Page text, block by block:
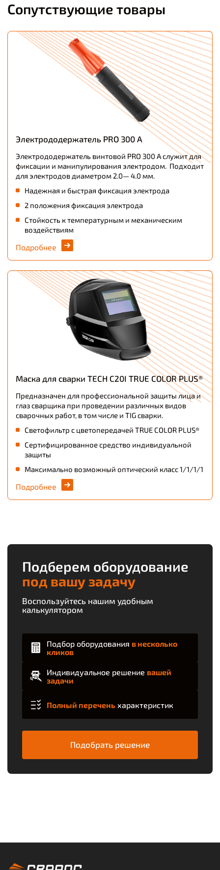
Сопутствующие товары
Электрододержатель PRO 300 А
Электрододержатель винтовой PRO 300 А служит для
фиксации и манипулирования электродом. Подходит
для электродов диаметром 2.0— 4.0 мм.
Надежная и быстрая фиксация электрода
2 положения фиксация электрода
Стойкость к температурным и механическим
воздействиям
Подробнее
Маска для сварки TECH С20I TRUE COLOR PLUS®
Предназначен для профессиональной защиты лица и
глаз сварщика при проведении различных видов
сварочных работ, в том числе и TIG сварки.
Светофильтр с цветопередачей TRUE COLOR PLUS®
Сертифицированное средство индивидуальной
защиты
Максимально возможный оптический класс 1/1/1/1
Подробнее
Подберем оборудование
под вашу задачу
Воспользуйтесь нашим удобным
калькулятором
Подбор оборудования в несколько
кликов
Индивидуальное решение вашей
задачи
Полный перечень характеристик
Подобрать решение